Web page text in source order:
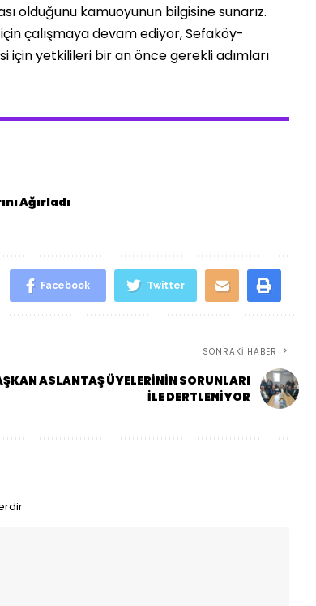
olduğunu kamuoyunun bilgisine sunarız.
çalışmaya devam ediyor, Sefaköy-
için yetkilileri bir an önce gerekli adımları
Ağırladı
Facebook Twitter
SONRAKI HABER
ASLANTAŞ ÜYELERİNİN SORUNLARI
İLE DERTLENİYOR